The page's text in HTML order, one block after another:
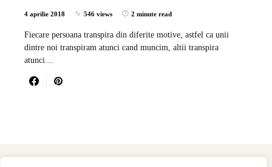
4 aprilie 2018 546 views 2 minute read
Fiecare persoana transpira din diferite motive, astfel ca unii
dintre noi transpiram atunci cand muncim, altii transpira
atunci…